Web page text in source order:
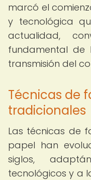
marcó el
y tecnológica
actualidad,
fundamental de
transmisión del
Técnicas de
tradicionales
Las técnicas de
papel han
siglos,
tecnológicos y a